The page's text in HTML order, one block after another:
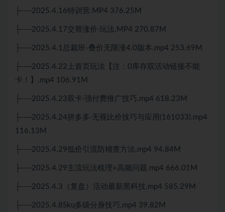
├──2025.4.16特训营.MP4 376.25M
├──2025.4.17交替涨价·玩法.MP4 270.87M
├──2025.4.1总裁班-叠价无限涨4.0版本.mp4 253.69M
├──2025.4.22上首页玩法【注：0库存双活动链接不能
卡！】.mp4 106.91M
├──2025.4.23双卡·强付费推广技巧.mp4 618.23M
├──2025.4.24拼多多·无视比价技巧与应用(161033).mp4
116.13M
├──2025.4.29低价引流防稽查方法.mp4 94.84M
├──2025.4.29主流玩法梳理+高频问题.mp4 666.01M
├──2025.4.3（复盘）活动最新黑科技.mp4 585.29M
├──2025.4.8Sku多级分身技巧.mp4 39.82M